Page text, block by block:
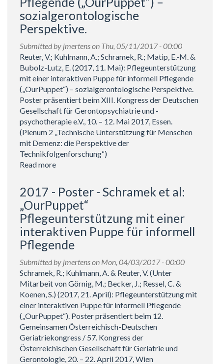
OurPuppet
–
Pflegeunterstützung
mit
einer
interaktiven
Puppe
pflegende
Angehörige.
Chancen
und
Herausforderungen
im
technischen
Entwicklungsprozess.
sozialgerontologische
Perspektive.
Submitted by jmertenson Thu, 05/11/2017 - 00:00
Reuter, V.; Kuhlmann, A.; Schramek, R.; Matip, E.-M. &
Bubolz-Lutz, E. (2017, 11. Mai): Pflegeunterstützung
mit einer interaktiven Puppe für informell Pflegende
(„OurPuppet“) – sozialgerontologische Perspektive.
Poster präsentiert beim XIII. Kongress der Deutschen
Gesellschaft für Gerontopsychiatrie und -
psychotherapie e.V., 10. – 12. Mai 2017, Essen.
(Plenum 2 „Technische Unterstützung für Menschen
mit Demenz: die Perspektive der
Technikfolgenforschung“)
Read more
Poster
-
Reuter
et
Pflegeunterstützung
mit
einer
interaktiven
Puppe
für
informell
Pflegende
(„OurPuppet“)
–
sozialgerontologische
2017 - Poster - Schramek et al:
„OurPuppet“
Pflegeunterstützung mit einer
interaktiven Puppe für informell
Pflegende
Submitted by jmertenson Mon, 04/03/2017 - 00:00
Schramek, R.; Kuhlmann, A. & Reuter, V. (Unter
Mitarbeit von Görnig, M.; Becker, J.; Ressel, C. &
Koenen, S.) (2017, 21. April): Pflegeunterstützung mit
einer interaktiven Puppe für informell Pflegende
(„OurPuppet“). Poster präsentiert beim 12.
Gemeinsamen Österreichisch-Deutschen
Geriatriekongress / 57. Kongress der
Österreichischen Gesellschaft für Geriatrie und
Gerontologie, 20. – 22. April 2017, Wien